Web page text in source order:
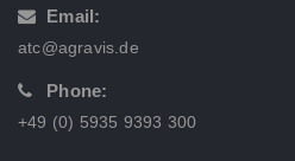
Email:
atc@agravis.de
Phone:
+49 (0) 5935 9393 300